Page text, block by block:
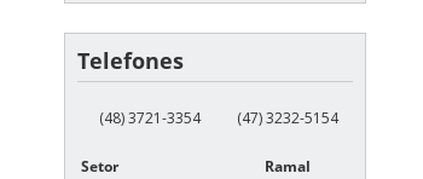
Telefones
(48) 3721-3354 (47) 3232-5154
Setor
Ramal